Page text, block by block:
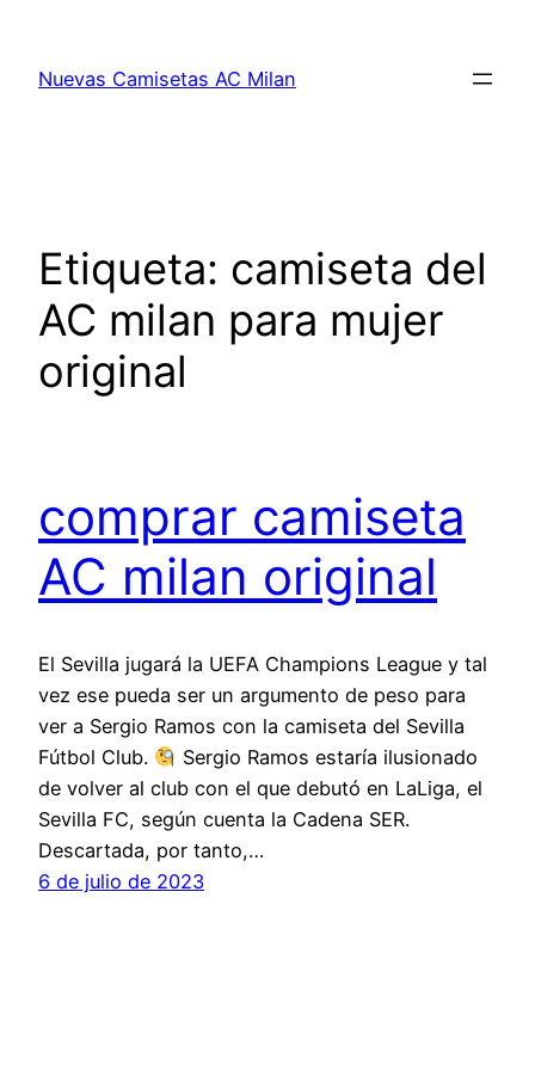
contenido
Nuevas Camisetas AC Milan
Etiqueta: camiseta del
AC milan para mujer
original
comprar camiseta
AC milan original
El Sevilla jugará la UEFA Champions League y tal
vez ese pueda ser un argumento de peso para
ver a Sergio Ramos con la camiseta del Sevilla
Fútbol Club.
Sergio Ramos estaría ilusionado
de volver al club con el que debutó en LaLiga, el
Sevilla FC, según cuenta la Cadena SER.
Descartada, por tanto,…
6 de julio de 2023